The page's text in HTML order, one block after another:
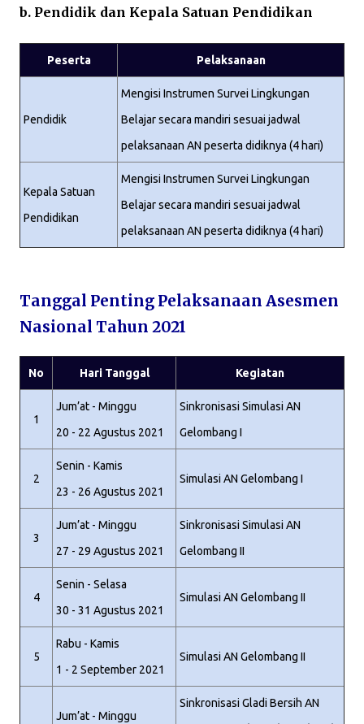
b. Pendidik dan Kepala Satuan Pendidikan
Peserta Pelaksanaan
Pendidik
Mengisi Instrumen Survei Lingkungan
Belajar secara mandiri sesuai jadwal
pelaksanaan AN peserta didiknya (4 hari)
Kepala Satuan
Pendidikan
Mengisi Instrumen Survei Lingkungan
Belajar secara mandiri sesuai jadwal
pelaksanaan AN peserta didiknya (4 hari)
Tanggal Penting Pelaksanaan Asesmen
Nasional Tahun 2021
No Hari Tanggal Kegiatan
1
Jum’at - Minggu
20 - 22 Agustus 2021
Sinkronisasi Simulasi AN
Gelombang I
2
Senin - Kamis
23 - 26 Agustus 2021
Simulasi AN Gelombang I
3
Jum’at - Minggu
27 - 29 Agustus 2021
Sinkronisasi Simulasi AN
Gelombang II
4
Senin - Selasa
30 - 31 Agustus 2021
Simulasi AN Gelombang II
5
Rabu - Kamis
1 - 2 September 2021
Simulasi AN Gelombang II
Jum’at - Minggu
Sinkronisasi Gladi Bersih AN